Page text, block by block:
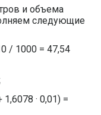
и объема
следующие
/ 1000 = 47,54
1,6078 · 0,01) =